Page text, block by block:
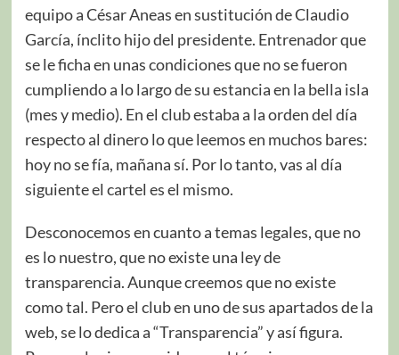
equipo a César Aneas en sustitución de Claudio
García, ínclito hijo del presidente. Entrenador que
se le ficha en unas condiciones que no se fueron
cumpliendo a lo largo de su estancia en la bella isla
(mes y medio). En el club estaba a la orden del día
respecto al dinero lo que leemos en muchos bares:
hoy no se fía, mañana sí. Por lo tanto, vas al día
siguiente el cartel es el mismo.
Desconocemos en cuanto a temas legales, que no
es lo nuestro, que no existe una ley de
transparencia. Aunque creemos que no existe
como tal. Pero el club en uno de sus apartados de la
web, se lo dedica a “Transparencia” y así figura.